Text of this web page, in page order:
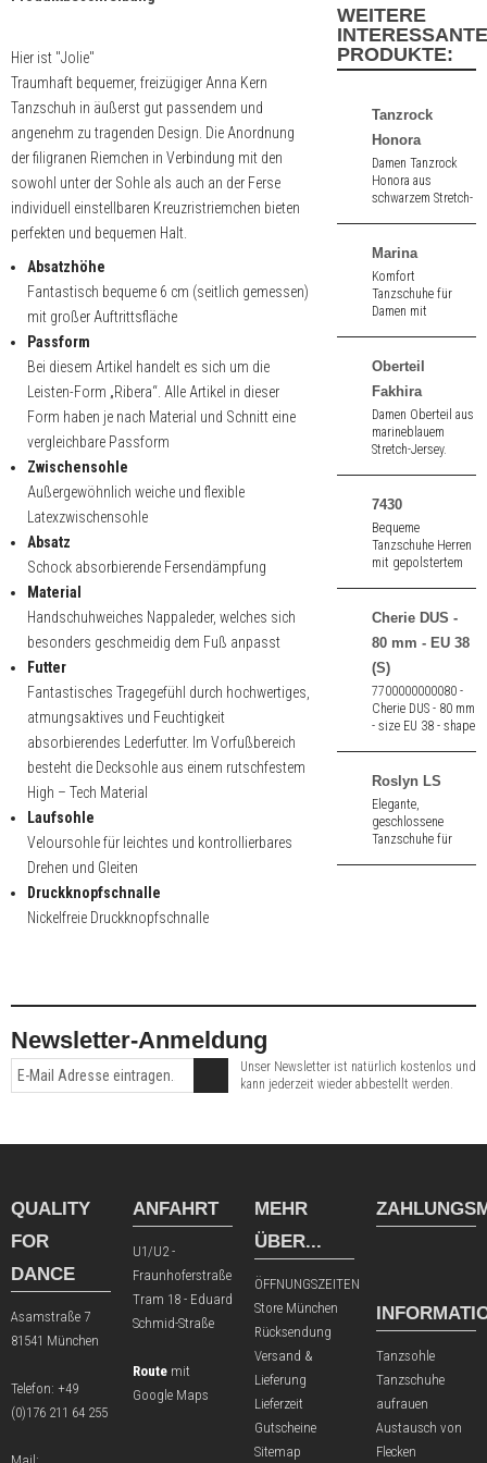
Hier ist "Jolie"
Traumhaft bequemer, freizügiger Anna Kern
Tanzschuh in äußerst gut passendem und
angenehm zu tragenden Design. Die Anordnung
der filigranen Riemchen in Verbindung mit den
sowohl unter der Sohle als auch an der Ferse
individuell einstellbaren Kreuzristriemchen bieten
perfekten und bequemen Halt.
Absatzhöhe
Fantastisch bequeme 6 cm (seitlich gemessen)
mit großer Auftrittsfläche
Passform
Bei diesem Artikel handelt es sich um die
Leisten-Form „Ribera“. Alle Artikel in dieser
Form haben je nach Material und Schnitt eine
vergleichbare Passform
Zwischensohle
Außergewöhnlich weiche und flexible
Latexzwischensohle
Absatz
Schock absorbierende Fersendämpfung
Material
Handschuhweiches Nappaleder, welches sich
besonders geschmeidig dem Fuß anpasst
Futter
Fantastisches Tragegefühl durch hochwertiges,
atmungsaktives und Feuchtigkeit
absorbierendes Lederfutter. Im Vorfußbereich
besteht die Decksohle aus einem rutschfestem
High – Tech Material
Laufsohle
Veloursohle für leichtes und kontrollierbares
Drehen und Gleiten
Druckknopfschnalle
Nickelfreie Druckknopfschnalle
WEITERE
INTERESSANTE
PRODUKTE:
Tanzrock
Honora
Damen Tanzrock
Honora aus
schwarzem Stretch-
Marina
Komfort
Tanzschuhe für
Damen mit
/ Lack. 3,4 cm
Oberteil
Fakhira
Damen Oberteil aus
marineblauem
Stretch-Jersey.
7430
Bequeme
Tanzschuhe Herren
mit gepolstertem
und Velour.
Cherie DUS -
80 mm - EU 38
(S)
7700000000080 -
Cherie DUS - 80 mm
- size EU 38 - shape
Roslyn LS
Elegante,
geschlossene
Tanzschuhe für
Newsletter-Anmeldung
Unser Newsletter ist natürlich kostenlos und
kann jederzeit wieder abbestellt werden.
QUALITY
FOR
DANCE
Asamstraße 7
81541 München
Telefon: +49
(0)176 211 64 255
ANFAHRT
U1/U2 -
Fraunhoferstraße
Tram 18 - Eduard
Schmid-Straße
Route mit
Google Maps
MEHR
ÜBER...
ÖFFNUNGSZEITEN
Store München
Rücksendung
Versand &
Lieferung
Lieferzeit
Gutscheine
Sitemap
Tanzsohle
Tanzschuhe
aufrauen
Austausch von
Flecken